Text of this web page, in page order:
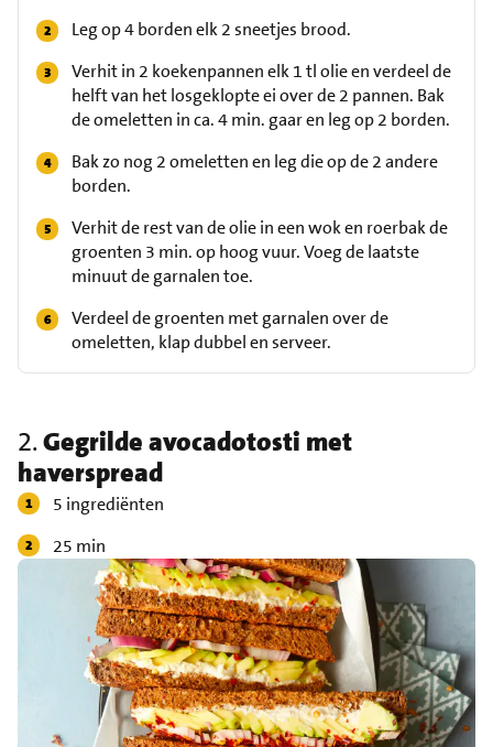
Leg op 4 borden elk 2 sneetjes brood.
Verhit in 2 koekenpannen elk 1 tl olie en verdeel de
helft van het losgeklopte ei over de 2 pannen. Bak
de omeletten in ca. 4 min. gaar en leg op 2 borden.
Bak zo nog 2 omeletten en leg die op de 2 andere
borden.
Verhit de rest van de olie in een wok en roerbak de
groenten 3 min. op hoog vuur. Voeg de laatste
minuut de garnalen toe.
Verdeel de groenten met garnalen over de
omeletten, klap dubbel en serveer.
2.Gegrilde avocadotosti met
haverspread
5 ingrediënten
25 min